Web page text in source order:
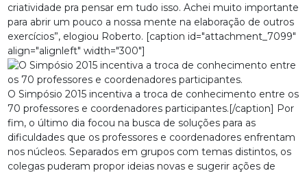
criatividade pra pensar em tudo isso. Achei muito importante
para abrir um pouco a nossa mente na elaboração de outros
exercícios”, elogiou Roberto. [caption id="attachment_7099"
align="alignleft" width="300"]
O Simpósio 2015 incentiva a troca de conhecimento entre os
70 professores e coordenadores participantes.[/caption] Por
fim, o último dia focou na busca de soluções para as
dificuldades que os professores e coordenadores enfrentam
nos núcleos. Separados em grupos com temas distintos, os
colegas puderam propor ideias novas e sugerir ações de